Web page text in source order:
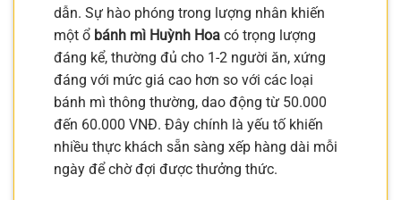
dẫn. Sự hào phóng trong lượng nhân khiến
một ổ bánh mì Huỳnh Hoa có trọng lượng
đáng kể, thường đủ cho 1-2 người ăn, xứng
đáng với mức giá cao hơn so với các loại
bánh mì thông thường, dao động từ 50.000
đến 60.000 VNĐ. Đây chính là yếu tố khiến
nhiều thực khách sẵn sàng xếp hàng dài mỗi
ngày để chờ đợi được thưởng thức.